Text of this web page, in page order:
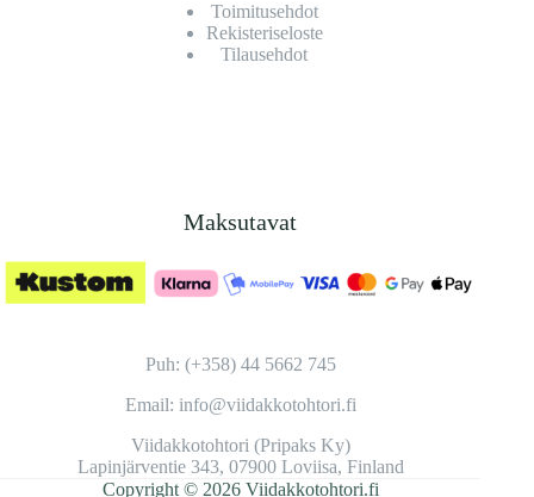
Toimitusehdot
Rekisteriseloste
Tilausehdot
Maksutavat
Puh: (+358) 44 5662 745
Email: info@viidakkotohtori.fi
Viidakkotohtori (Pripaks Ky)
Lapinjärventie 343, 07900 Loviisa, Finland
Copyright © 2026 Viidakkotohtori.fi